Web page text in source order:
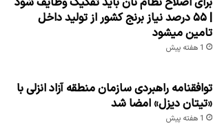
| ۵۵ درصد نیاز برنج کشور از تولید داخل
تامین میشود
1 هفته پیش
توافقنامه راهبردی سازمان منطقه آزاد انزلی با
«تیتان دیزل» امضا شد
1 هفته پیش